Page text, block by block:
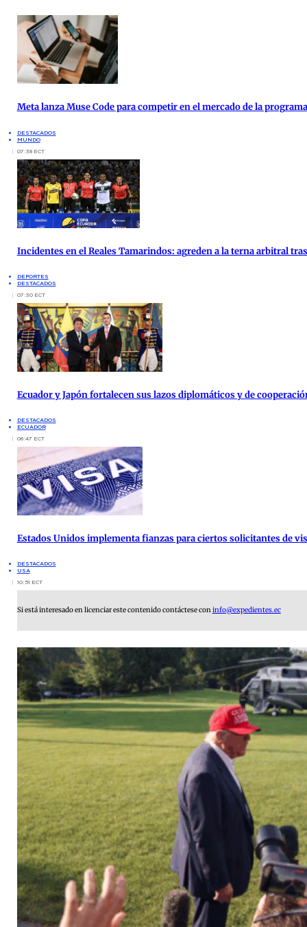
Meta lanza Muse Code para competir en el mercado de la
DESTACADOS
MUNDO
07:38 ECT
Incidentes en el Reales Tamarindos: agreden a la terna arbitral
DEPORTES
DESTACADOS
07:30 ECT
Ecuador y Japón fortalecen sus lazos diplomáticos y de
DESTACADOS
ECUADOR
06:47 ECT
Estados Unidos implementa fianzas para ciertos solicitantes de
DESTACADOS
USA
10:51 ECT
Si está interesado en licenciar este contenido contáctese coninfo@expedientes.ec